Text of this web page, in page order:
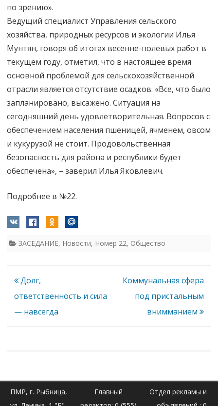
по зрению».
Ведущий специалист Управления сельского
хозяйства, природных ресурсов и экологии Илья
Мунтян, говоря об итогах весенне-полевых работ в
текущем году, отметил, что в настоящее время
основной проблемой для сельскохозяйственной
отрасли является отсутствие осадков. «Все, что было
запланировано, высажено. Ситуация на
сегодняшний день удовлетворительная. Вопросов с
обеспечением населения пшеницей, ячменем, овсом
и кукурузой не стоит. Продовольственная
безопасность для района и республики будет
обеспечена», – заверил Илья Яковлевич.
Подробнее в №22.
ЗАСЕДАНИЕ, Новости, Номер 22, Общество
Навигация
по
записям
Долг,
ответственность и сила
— навсегда
Коммунальная сфера
под пристальным
внимманием
ПМР, г. Рыбница,
Главный
Отдел рекламы и